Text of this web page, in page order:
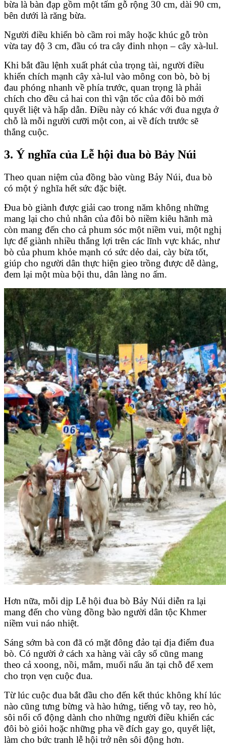
bừa là bàn đạp gồm một tấm gỗ rộng 30 cm, dài 90 cm,
bên dưới là răng bừa.
Người điều khiển bò cầm roi mây hoặc khúc gỗ tròn
vừa tay độ 3 cm, đầu có tra cây đinh nhọn – cây xà-lul.
Khi bắt đầu lệnh xuất phát của trọng tài, người điều
khiển chích mạnh cây xà-lul vào mông con bò, bò bị
đau phóng nhanh về phía trước, quan trọng là phải
chích cho đều cả hai con thì vận tốc của đôi bò mới
quyết liệt và hấp dẫn. Điều này có khác với đua ngựa ở
chỗ là mỗi người cưỡi một con, ai về đích trước sẽ
thắng cuộc.
3. Ý nghĩa của Lễ hội đua bò Bảy Núi
Theo quan niệm của đồng bào vùng Bảy Núi, đua bò
có một ý nghĩa hết sức đặc biệt.
Đua bò giành được giải cao trong năm không những
mang lại cho chủ nhân của đôi bò niềm kiêu hãnh mà
còn mang đến cho cả phum sóc một niềm vui, một nghị
lực để giành nhiều thắng lợi trên các lĩnh vực khác, như
bò của phum khỏe mạnh có sức dẻo dai, cày bừa tốt,
giúp cho người dân thực hiện gieo trồng được dễ dàng,
đem lại một mùa bội thu, dân làng no ấm.
Hơn nữa, mỗi dịp Lễ hội đua bò Bảy Núi diễn ra lại
mang đến cho vùng đồng bào người dân tộc Khmer
niềm vui náo nhiệt.
Sáng sớm bà con đã có mặt đông đảo tại địa điểm đua
bò. Có người ở cách xa hàng vài cây số cũng mang
theo cả xoong, nồi, mắm, muối nấu ăn tại chỗ để xem
cho trọn vẹn cuộc đua.
Từ lúc cuộc đua bắt đầu cho đến kết thúc không khí lúc
nào cũng tưng bừng và hào hứng, tiếng vỗ tay, reo hò,
sôi nổi cổ động dành cho những người điều khiển các
đôi bò giỏi hoặc những pha về đích gay go, quyết liệt,
làm cho bức tranh lễ hội trở nên sôi động hơn.